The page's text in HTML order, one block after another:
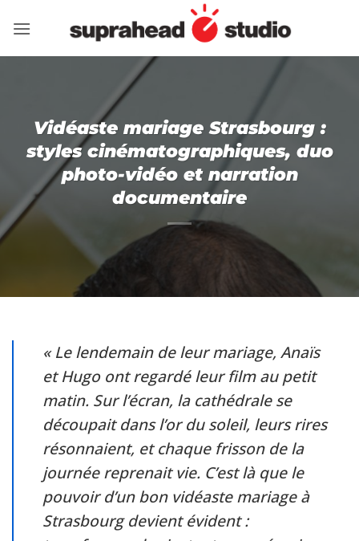
au
Vidéaste mariage Strasbourg :
styles cinématographiques, duo
photo-vidéo et narration
documentaire
« Le lendemain de leur mariage, Anaïs
et Hugo ont regardé leur film au petit
matin. Sur l’écran, la cathédrale se
découpait dans l’or du soleil, leurs rires
résonnaient, et chaque frisson de la
journée reprenait vie. C’est là que le
pouvoir d’un bon vidéaste mariage à
Strasbourgdevient évident :